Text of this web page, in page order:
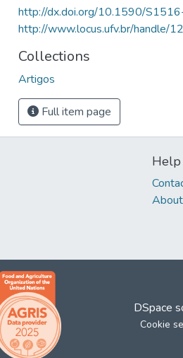
http://dx.doi.org/10.1590/
http://www.locus.ufv.br/handle/
Collections
Artigos
Full item page
Help
About
DSpace
Cookie